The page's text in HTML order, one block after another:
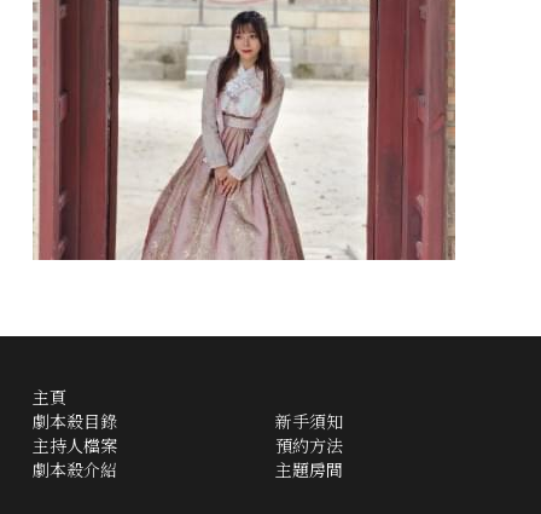
主頁
劇本殺目錄
主持人檔案
劇本殺介紹
新手須知
預約方法
主題房間